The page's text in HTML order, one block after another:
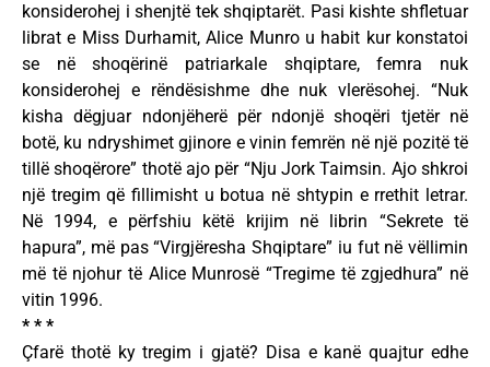
konsiderohej i shenjtë tek shqiptarët. Pasi kishte shfletuar
librat e Miss Durhamit, Alice Munro u habit kur konstatoi
se në shoqërinë patriarkale shqiptare, femra nuk
konsiderohej e rëndësishme dhe nuk vlerësohej. “Nuk
kisha dëgjuar ndonjëherë për ndonjë shoqëri tjetër në
botë, ku ndryshimet gjinore e vinin femrën në një pozitë të
tillë shoqërore” thotë ajo për “Nju Jork Taimsin. Ajo shkroi
një tregim që fillimisht u botua në shtypin e rrethit letrar.
Në 1994, e përfshiu këtë krijim në librin “Sekrete të
hapura”, më pas “Virgjëresha Shqiptare” iu fut në vëllimin
më të njohur të Alice Munrosë “Tregime të zgjedhura” në
vitin 1996.
* * *
Çfarë thotë ky tregim i gjatë? Disa e kanë quajtur edhe